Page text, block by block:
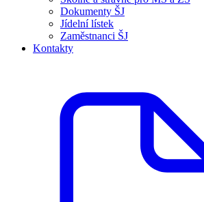
Dokumenty ŠJ
Jídelní lístek
Zaměstnanci ŠJ
Kontakty